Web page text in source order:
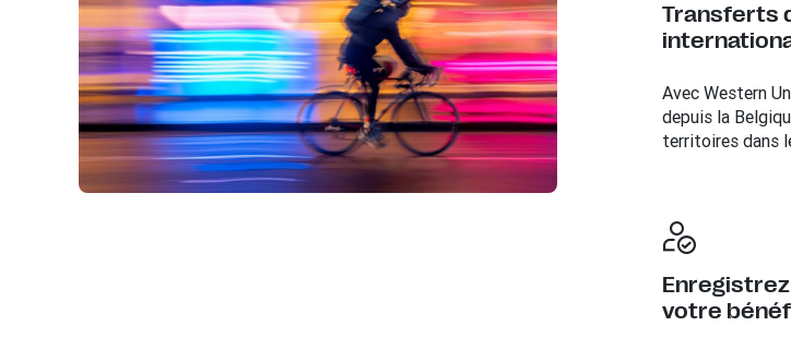
Transferts
Avec Western
depuis la
territoires dans
votre